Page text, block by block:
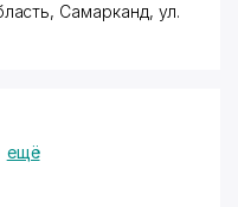
Самарканд, ул.
ещё